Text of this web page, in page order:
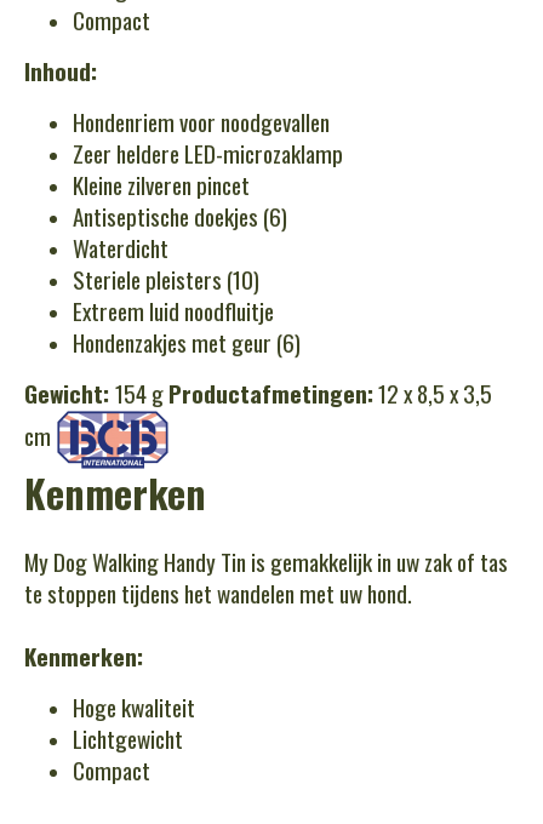
Compact
Inhoud:
Hondenriem voor noodgevallen
Zeer heldere LED-microzaklamp
Kleine zilveren pincet
Antiseptische doekjes (6)
Waterdicht
Steriele pleisters (10)
Extreem luid noodfluitje
Hondenzakjes met geur (6)
Gewicht: 154 gProductafmetingen:12 x 8,5 x 3,5
cm
Kenmerken
My Dog Walking Handy Tin is gemakkelijk in uw zak of tas
te stoppen tijdens het wandelen met uw hond.
Kenmerken:
Hoge kwaliteit
Lichtgewicht
Compact